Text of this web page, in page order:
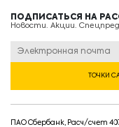
ПОДПИСАТЬСЯ НА
Новости. Акции.
ТОЧКИ
ПАО Сбербанк, Расч/счет